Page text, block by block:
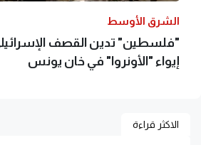
الشرق الأوسط
"فلسطين" تدين القصف
إيواء "الأونروا" في خان يونس
الاكثر قراءة